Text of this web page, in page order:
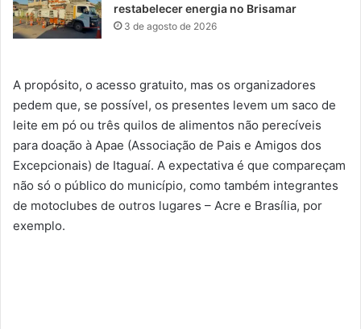
restabelecer energia no Brisamar
3 de agosto de 2026
A propósito, o acesso gratuito, mas os organizadores
pedem que, se possível, os presentes levem um saco de
leite em pó ou três quilos de alimentos não perecíveis
para doação à Apae (Associação de Pais e Amigos dos
Excepcionais) de Itaguaí. A expectativa é que compareçam
não só o público do município, como também integrantes
de motoclubes de outros lugares – Acre e Brasília, por
exemplo.